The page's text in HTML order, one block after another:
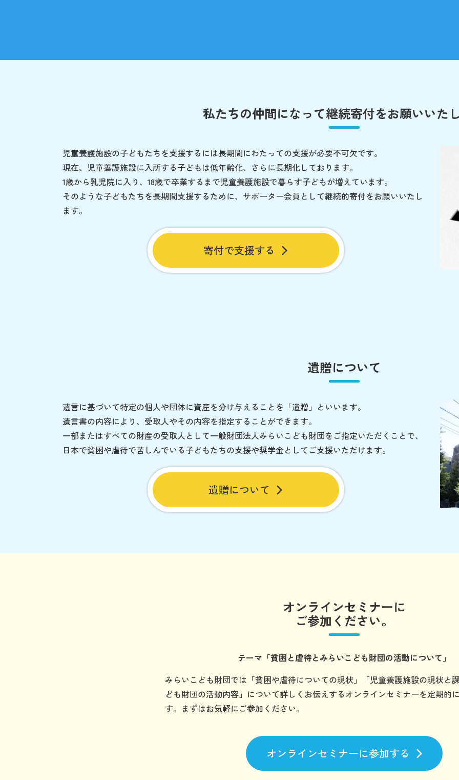
私たちの仲間になって継続寄付をお願いいた
児童養護施設の子どもたちを支援するには長期間にわたっての支援が必要不可欠です。
現在、児童養護施設に入所する子どもは低年齢化、さらに長期化しております。
1歳から乳児院に入り、18歳で卒業するまで児童養護施設で暮らす子どもが増えています。
そのような子どもたちを長期間支援するために、サポーター会員として継続的寄付をお願いいたし
ます。
寄付で支援する
遺贈について
遺言に基づいて特定の個人や団体に資産を分け与えることを「遺贈」といいます。
遺言書の内容により、受取人やその内容を指定することができます。
一部またはすべての財産の受取人として一般財団法人みらいこども財団をご指定いただくことで、
日本で貧困や虐待で苦しんでいる子どもたちの支援や奨学金としてご支援いただけます。
遺贈について
オンラインセミナーに
ご参加ください。
テーマ 「貧困と虐待とみらいこども財団の活動について」
みらいこども財団では「貧困や虐待についての現状」「児童養護施設の現状と
ども財団の活動内容」について詳しくお伝えするオンラインセミナーを定期的
す。まずはお気軽にご参加ください。
オンラインセミナーに参加する